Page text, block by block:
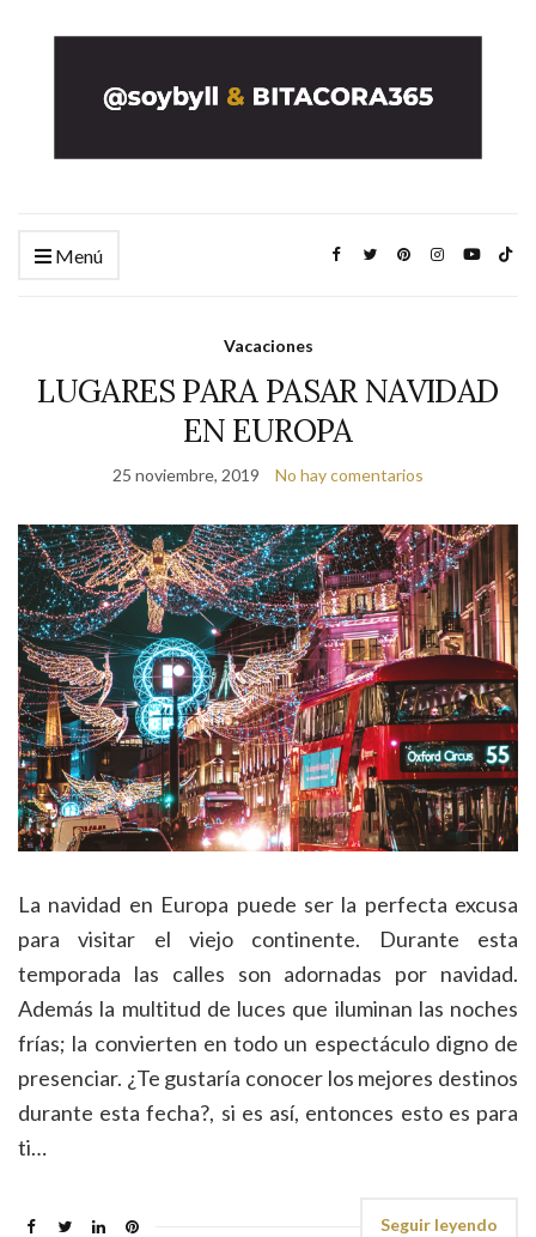
Menú
Vacaciones
LUGARES PARA PASAR NAVIDAD
EN EUROPA
25 noviembre, 2019 No hay comentarios
La navidad en Europa puede ser la perfecta excusa
para visitar el viejo continente. Durante esta
temporada las calles son adornadas por navidad.
Además la multitud de luces que iluminan las noches
frías; la convierten en todo un espectáculo digno de
presenciar. ¿Te gustaría conocer los mejores destinos
durante esta fecha?, si es así, entonces esto es para
ti…
Seguir leyendo